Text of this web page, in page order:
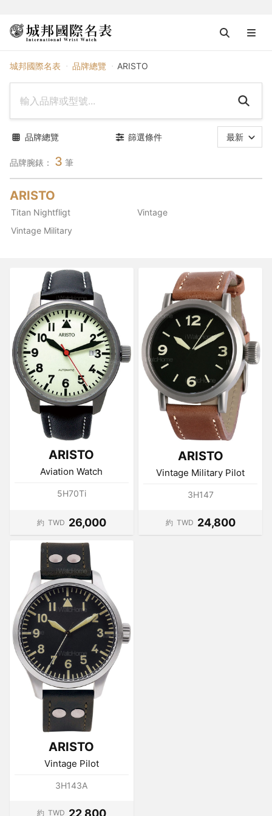
城邦國際名表 品牌總覽 ARISTO
品牌腕錶： 3 筆
品牌總覽 篩選條件 最新
ARISTO
Titan Nightfligt
Vintage
Vintage Military
ARISTO
Aviation Watch
5H70Ti
約 TWD 26,000
ARISTO
Vintage Military Pilot
3H147
約 TWD 24,800
ARISTO
Vintage Pilot
3H143A
約 TWD 22,800